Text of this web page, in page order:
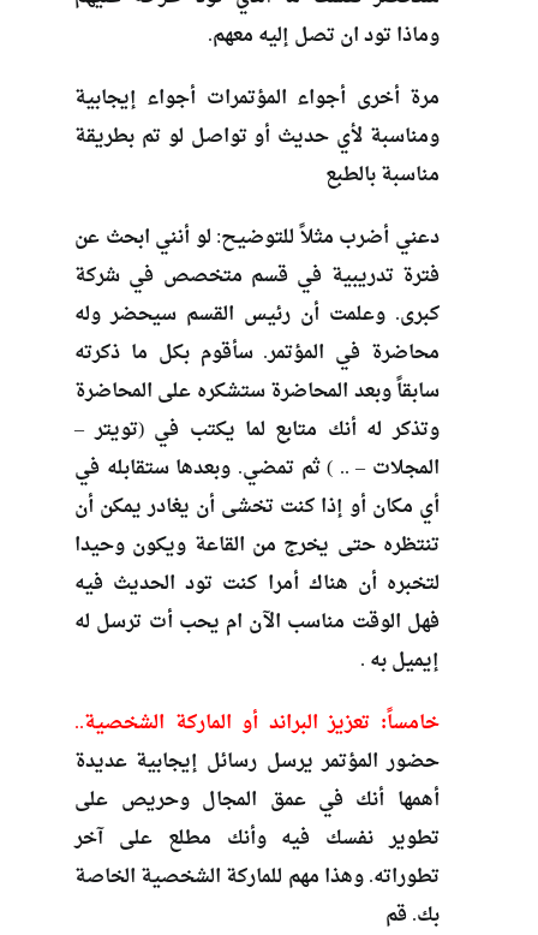
وماذا تود ان تصل إليه معهم.
مرة أخرى أجواء المؤتمرات أجواء إيجابية
ومناسبة لأي حديث أو تواصل لو تم بطريقة
مناسبة بالطبع
دعني أضرب مثلاً للتوضيح: لو أنني ابحث عن
فترة تدريبية في قسم متخصص في شركة
كبرى. وعلمت أن رئيس القسم سيحضر وله
محاضرة في المؤتمر. سأقوم بكل ما ذكرته
سابقاً وبعد المحاضرة ستشكره على المحاضرة
وتذكر له أنك متابع لما يكتب في (تويتر –
المجلات – .. ) ثم تمضي. وبعدها ستقابله في
أي مكان أو إذا كنت تخشى أن يغادر يمكن أن
تنتظره حتى يخرج من القاعة ويكون وحيدا
لتخبره أن هناك أمرا كنت تود الحديث فيه
فهل الوقت مناسب الآن ام يحب أت ترسل له
إيميل به .
خامساً: تعزيز البراند أو الماركة الشخصية..
حضور المؤتمر يرسل رسائل إيجابية عديدة
أهمها أنك في عمق المجال وحريص على
تطوير نفسك فيه وأنك مطلع على آخر
تطوراته. وهذا مهم للماركة الشخصية الخاصة
بك. قم